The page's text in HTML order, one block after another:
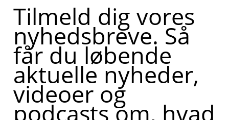
Tilmeld dig vores
nyhedsbreve. Så
får du løbende
aktuelle nyheder,
videoer og
podcasts om, hvad